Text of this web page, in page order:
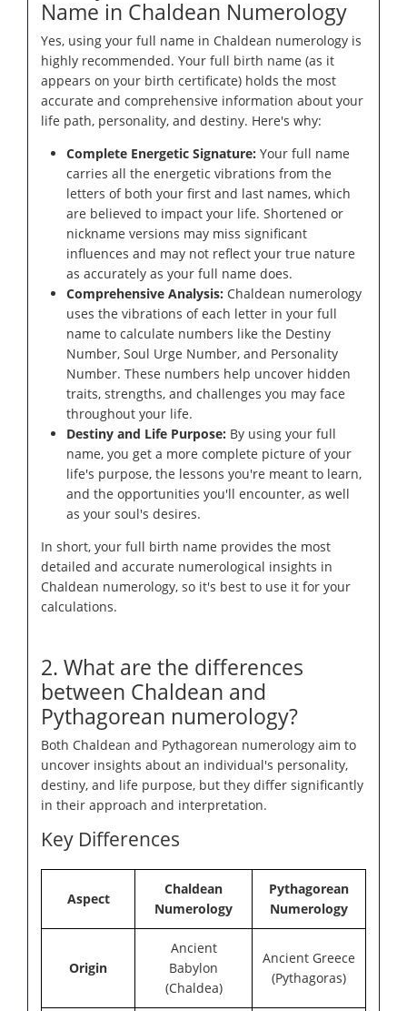
Name in Chaldean Numerology
Yes, using your full name in Chaldean numerology is
highly recommended. Your full birth name (as it
appears on your birth certificate) holds the most
accurate and comprehensive information about your
life path, personality, and destiny. Here's why:
Complete Energetic Signature: Your full name
carries all the energetic vibrations from the
letters of both your first and last names, which
are believed to impact your life. Shortened or
nickname versions may miss significant
influences and may not reflect your true nature
as accurately as your full name does.
Comprehensive Analysis: Chaldean numerology
uses the vibrations of each letter in your full
name to calculate numbers like the Destiny
Number, Soul Urge Number, and Personality
Number. These numbers help uncover hidden
traits, strengths, and challenges you may face
throughout your life.
Destiny and Life Purpose: By using your full
name, you get a more complete picture of your
life's purpose, the lessons you're meant to learn,
and the opportunities you'll encounter, as well
as your soul's desires.
In short, your full birth name provides the most
detailed and accurate numerological insights in
Chaldean numerology, so it's best to use it for your
calculations.
2. What are the differences
between Chaldean and
Pythagorean numerology?
Both Chaldean and Pythagorean numerology aim to
uncover insights about an individual's personality,
destiny, and life purpose, but they differ significantly
in their approach and interpretation.
Key Differences
Aspect
Chaldean
Numerology
Pythagorean
Numerology
Origin
Ancient
Babylon
(Chaldea)
Ancient Greece
(Pythagoras)